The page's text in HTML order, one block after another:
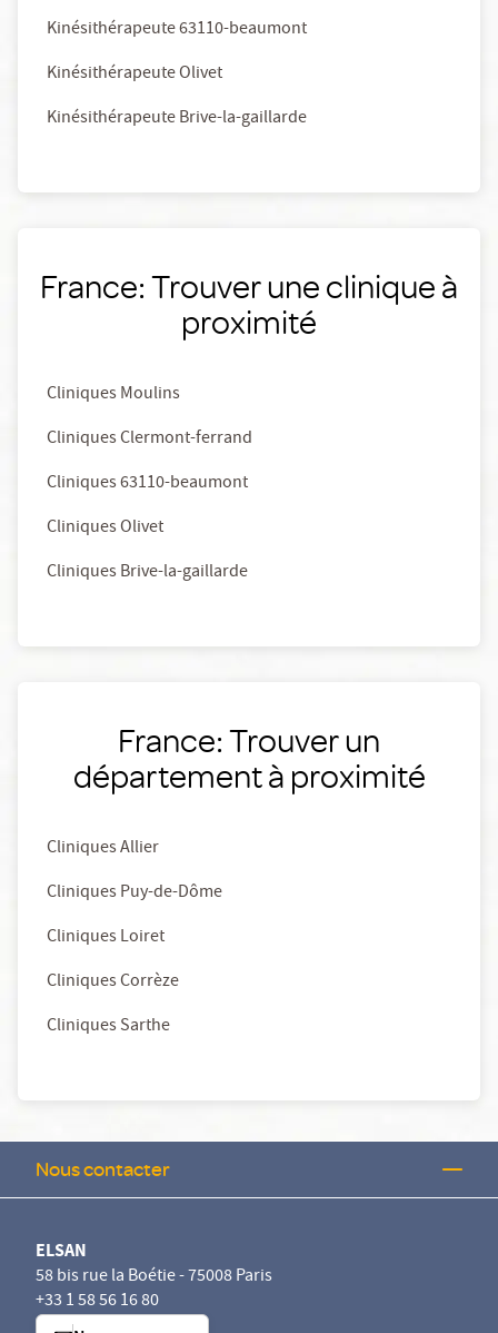
Kinésithérapeute 63110-beaumont
Kinésithérapeute Olivet
Kinésithérapeute Brive-la-gaillarde
France: Trouver une clinique à
proximité
Cliniques Moulins
Cliniques Clermont-ferrand
Cliniques 63110-beaumont
Cliniques Olivet
Cliniques Brive-la-gaillarde
France: Trouver un
département à proximité
Cliniques Allier
Cliniques Puy-de-Dôme
Cliniques Loiret
Cliniques Corrèze
Cliniques Sarthe
Nous contacter
ELSAN
58 bis rue la Boétie - 75008 Paris
+33 1 58 56 16 80